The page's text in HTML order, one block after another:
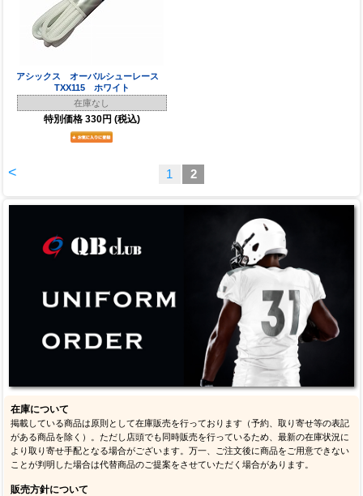
アシックス オーバルシューレース
TXX115 ホワイト
在庫なし
特別価格 330円 (税込)
< 1 2
在庫について
掲載している商品は原則として在庫販売を行っております（予約、取り寄せ等の表記
がある商品を除く）。ただし店頭でも同時販売を行っているため、最新の在庫状況に
より取り寄せ手配となる場合がございます。万一、ご注文後に商品をご用意できない
ことが判明した場合は代替商品のご提案をさせていただく場合があります。
販売方針について